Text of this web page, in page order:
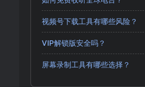
视频号下载工具有哪些风险？
VIP解锁版安全吗？
屏幕录制工具有哪些选择？